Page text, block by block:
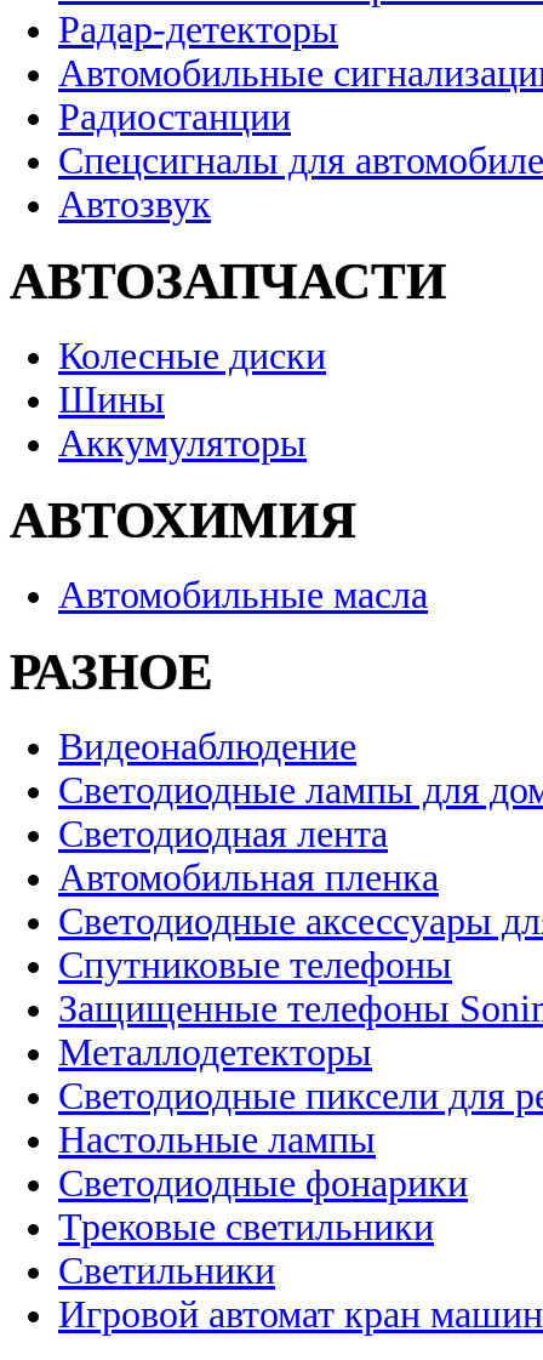
Радар-детекторы
Автомобильные
Радиостанции
Спецсигналы для
Автозвук
АВТОЗАПЧАСТИ
Колесные диски
Шины
Аккумуляторы
АВТОХИМИЯ
Автомобильные масла
РАЗНОЕ
Видеонаблюдение
Светодиодные лампы для
Светодиодная лента
Автомобильная пленка
Светодиодные аксессуары
Спутниковые телефоны
Защищенные телефоны
Металлодетекторы
Светодиодные пиксели для
Настольные лампы
Светодиодные фонарики
Трековые светильники
Светильники
Игровой автомат кран